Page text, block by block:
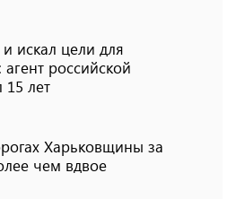
искал цели для
агент российской
15 лет
Харьковщины за
чем вдвое